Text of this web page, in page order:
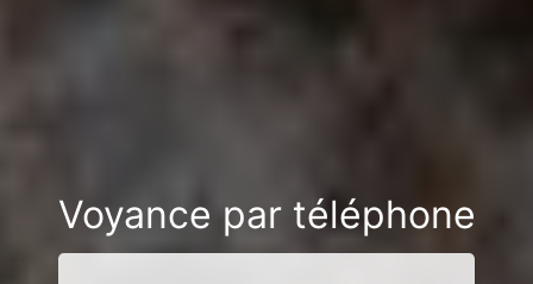
Voyance par téléphone